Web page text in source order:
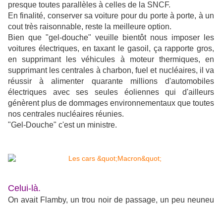
presque toutes parallèles à celles de la SNCF.
En finalité, conserver sa voiture pour du porte à porte, à un
cout très raisonnable, reste la meilleure option.
Bien que "gel-douche" veuille bientôt nous imposer les
voitures électriques, en taxant le gasoil, ça rapporte gros,
en supprimant les véhicules à moteur thermiques, en
supprimant les centrales à charbon, fuel et nucléaires, il va
réussir à alimenter quarante millions d'automobiles
électriques avec ses seules éoliennes qui d'ailleurs
génèrent plus de dommages environnementaux que toutes
nos centrales nucléaires réunies.
"Gel-Douche" c'est un ministre.
Celui-là.
On avait Flamby, un trou noir de passage, un peu neuneu